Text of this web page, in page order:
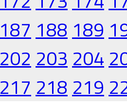
187 188 189
202 203 204
217 218 219